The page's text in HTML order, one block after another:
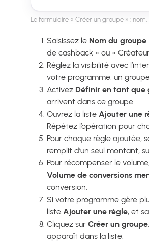
Le formulaire « Créer un groupe » :
Saisissez le Nom du groupe
de cashback » ou «
Réglez la visibilité avec
votre programme, un
Activez Définir en tant
arrivent dans ce groupe.
Ouvrez la liste Ajouter une
Répétez l’opération pour
Pour chaque règle ajoutée,
remplit d’un seul montant,
Pour récompenser le
Volume de conversions
conversion.
Si votre programme gère
liste Ajouter une règle, et
Cliquez sur Créer un groupe
apparaît dans la liste.